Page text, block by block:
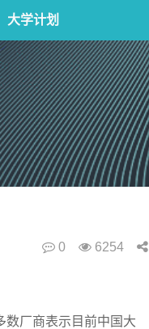
大学计划
0 6254
数厂商表示目前中国大